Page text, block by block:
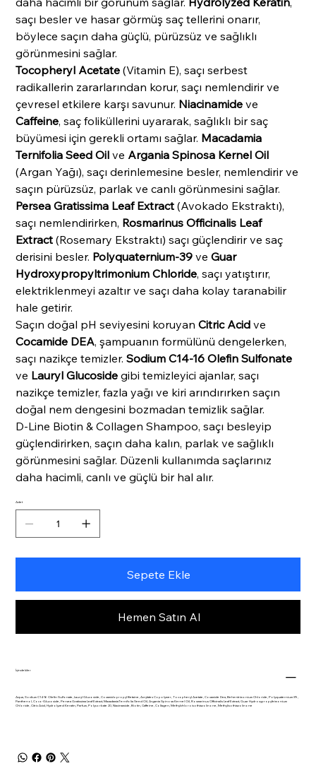
saçı besler ve hasar görmüş saç tellerini onarır,
böylece saçın daha güçlü, pürüzsüz ve sağlıklı
görünmesini sağlar.
Tocopheryl Acetate (Vitamin E), saçı serbest
radikallerin zararlarından korur, saçı nemlendirir ve
çevresel etkilere karşı savunur. Niacinamide ve
Caffeine, saç foliküllerini uyararak, sağlıklı bir saç
büyümesi için gerekli ortamı sağlar. Macadamia
Ternifolia Seed Oil ve Argania Spinosa Kernel Oil
(Argan Yağı), saçı derinlemesine besler, nemlendirir ve
saçın pürüzsüz, parlak ve canlı görünmesini sağlar.
Persea Gratissima Leaf Extract (Avokado Ekstraktı),
saçı nemlendirirken, Rosmarinus Officinalis Leaf
Extract (Rosemary Ekstraktı) saçı güçlendirir ve saç
derisini besler. Polyquaternium-39 veGuar
Hydroxypropyltrimonium Chloride, saçı yatıştırır,
elektriklenmeyi azaltır ve saçı daha kolay taranabilir
hale getirir.
Saçın doğal pH seviyesini koruyanCitric Acid ve
Cocamide DEA, şampuanın formülünü dengelerken,
saçı nazikçe temizler.Sodium C14-16 Olefin Sulfonate
ve Lauryl Glucoside gibi temizleyici ajanlar, saçı
nazikçe temizler, fazla yağı ve kiri arındırırken saçın
doğal nem dengesini bozmadan temizlik sağlar.
D-Line Biotin & Collagen Shampoo, saçı besleyip
güçlendirirken, saçın daha kalın, parlak ve sağlıklı
görünmesini sağlar. Düzenli kullanımda saçlarınız
daha hacimli, canlı ve güçlü bir hal alır.
Adet
Sepete Ekle
Hemen Satın Al
İçindekiler
Aqua, Sodium C14-16 Olefin Sulfonate, Lauryl Glucoside, Cocamidopropyl Betaine, Acrylates Copolymer, Tocopheryl Acetate, Cocamide Dea, Behentrimonium Chloride, Polyquaternium-39,
Panthenol, Coco-Glucoside, Persea Gratissima Leaf Extract, MacadamiaTernifolia Seed Oil, Argania Spinosa Kernel Oil, Rosmarinus Officinalis Leaf Extract, Guar Hydroxypropyltrimonium
Chloride, Citric Acid, Hydrolyzed Keratin, Parfum, Polysorbate 20, Niacinamide, Biotin, Caffeine, Collagen, Methylchloroisothiazolinone, Methylisothiazolinone